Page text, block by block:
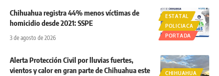
ESTATAL
POLICIACA
PORTADA
Chihuahua registra 44% menos víctimas de
homicidio desde 2021: SSPE
3 de agosto de 2026
CHIHUAHUA
Alerta Protección Civil por lluvias fuertes,
vientos y calor en gran parte de Chihuahua este